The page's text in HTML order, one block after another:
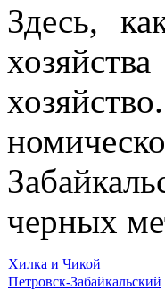
Здесь,
черных
Хилка и Чикой
Петровск-Забайкальский